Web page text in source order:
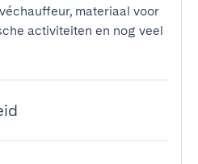
materiaal voor
activiteiten en nog veel